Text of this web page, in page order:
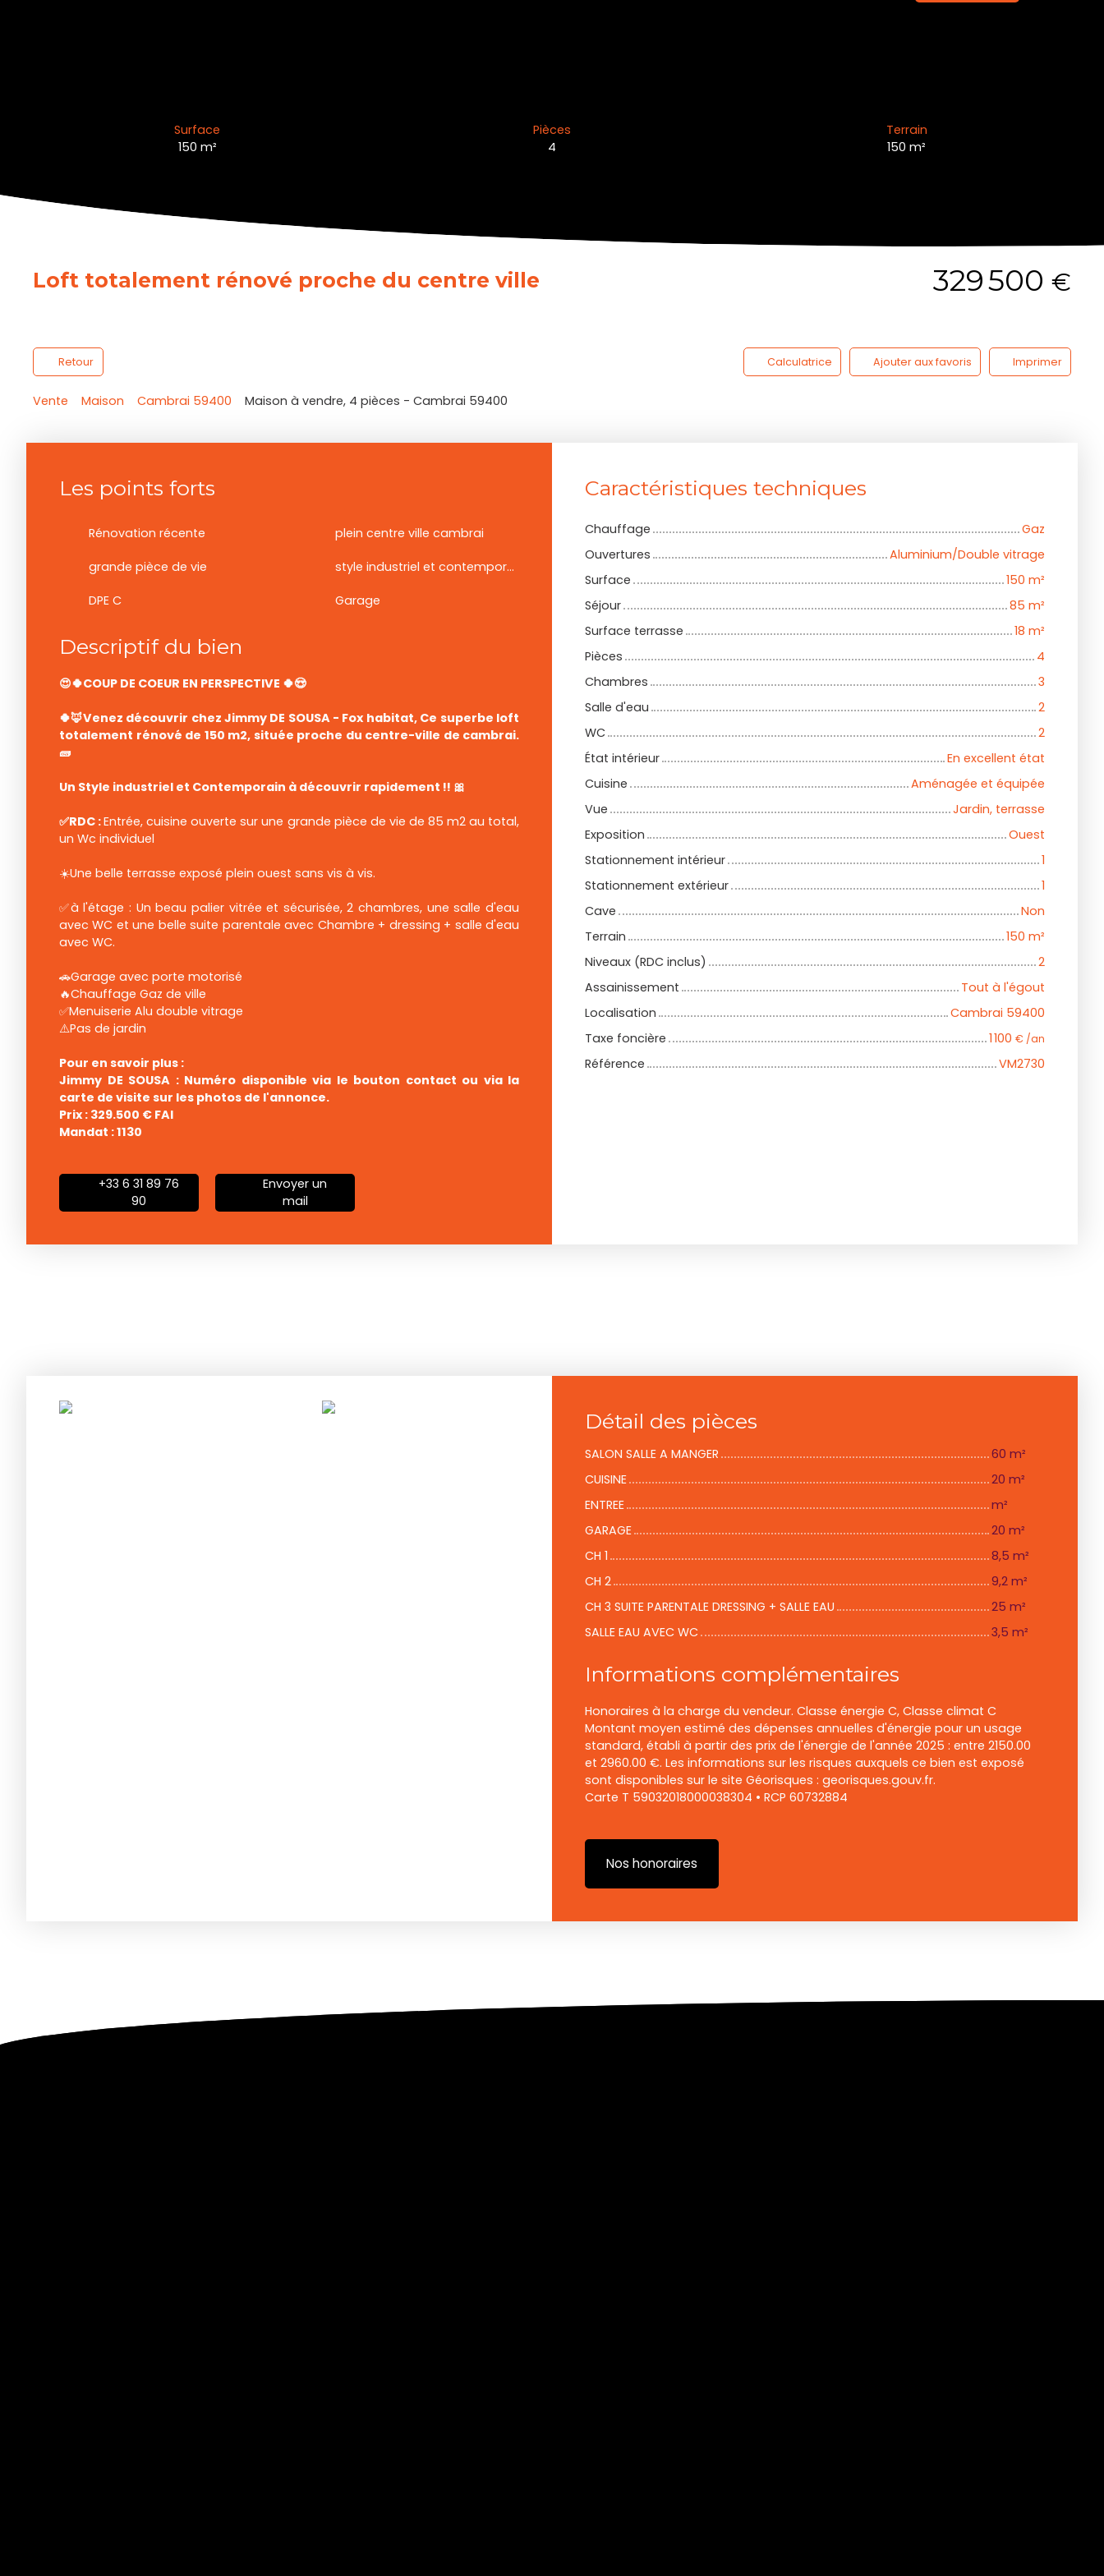
Surface
150 m²
Pièces
4
Terrain
150m²
Loft totalement rénové proche du centre ville 329 500 €
Retour Calculatrice Ajouter aux favoris Imprimer
Vente Maison Cambrai 59400 Maison à vendre, 4 pièces - Cambrai 59400
Les points forts
Rénovation récente plein centre ville cambrai
grande pièce de vie style industriel et contemporain
DPE C Garage
Descriptif du bien
😍🍀COUP DE COEUR EN PERSPECTIVE 🍀😍
🍀🦊Venez découvrir chez Jimmy DE SOUSA - Fox habitat, Ce superbe loft
totalement rénové de 150 m2, située proche du centre-ville de cambrai.
🧱
Un Style industriel et Contemporain à découvrir rapidement !! 🎀
✅RDC :Entrée, cuisine ouverte sur une grande pièce de vie de 85 m2 au total,
un Wc individuel
☀️Une belle terrasse exposé plein ouest sans vis à vis.
✅à l'étage : Un beau palier vitrée et sécurisée, 2 chambres, une salle d'eau
avec WC et une belle suite parentale avec Chambre + dressing + salle d'eau
avec WC.
🚗Garage avec porte motorisé
🔥Chauffage Gaz de ville
✅Menuiserie Alu double vitrage
⚠️Pas de jardin
Pour en savoir plus :
Jimmy DE SOUSA : Numéro disponible via le bouton contact ou via la
carte de visite sur les photos de l'annonce.
Prix : 329.500 € FAI
Mandat : 1130
+33 6 31 89 76
90
Envoyer un
mail
Caractéristiques techniques
Chauffage
Gaz
Ouvertures
Aluminium/Double vitrage
Surface
150 m²
Séjour
85 m²
Surface terrasse
18 m²
Pièces
4
Chambres
3
Salle d'eau
2
WC
2
État intérieur
En excellent état
Cuisine
Aménagée et équipée
Vue
Jardin, terrasse
Exposition
Ouest
Stationnement intérieur
1
Stationnement extérieur
1
Cave
Non
Terrain
150 m²
Niveaux (RDC inclus)
2
Assainissement
Tout à l'égout
Localisation
Cambrai 59400
Taxe foncière
1 100 € /an
Référence VM2730
Détail des pièces
SALON SALLE A MANGER
60 m²
CUISINE
20 m²
ENTREE
m²
GARAGE
20 m²
CH 1
8,5 m²
CH 2
9,2 m²
CH 3 SUITE PARENTALE DRESSING + SALLE EAU
25 m²
SALLE EAU AVEC WC
3,5 m²
Informations complémentaires
Honoraires à la charge du vendeur. Classe énergie C, Classe climat C
Montant moyen estimé des dépenses annuelles d'énergie pour un usage
standard, établi à partir des prix de l'énergie de l'année 2025 : entre 2150.00
et 2960.00 €. Les informations sur les risques auxquels ce bien est exposé
sont disponibles sur le site Géorisques : georisques.gouv.fr.
Carte T 59032018000038304 • RCP 60732884
Nos honoraires